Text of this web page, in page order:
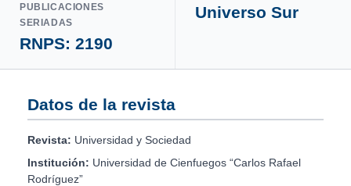
PUBLICACIONES
SERIADAS
RNPS: 2190
Universo Sur
Datos de la revista
Revista: Universidad y Sociedad
Institución: Universidad de Cienfuegos “Carlos Rafael
Rodríguez”